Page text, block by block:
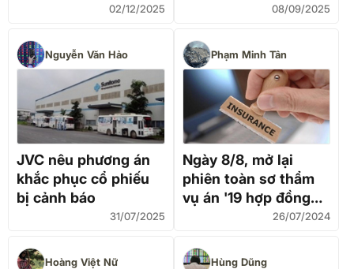
Bán Ở Vùng Kháng
02/12/2025 08/09/2025
Nguyễn Văn Hảo
JVC nêu phương án
khắc phục cổ phiếu
bị cảnh báo
31/07/2025
Phạm Minh Tân
Ngày 8/8, mở lại
phiên toàn sơ thẩm
vụ án '19 hợp đồng
26/07/2024
Hoàng Việt Nữ Hùng Dũng